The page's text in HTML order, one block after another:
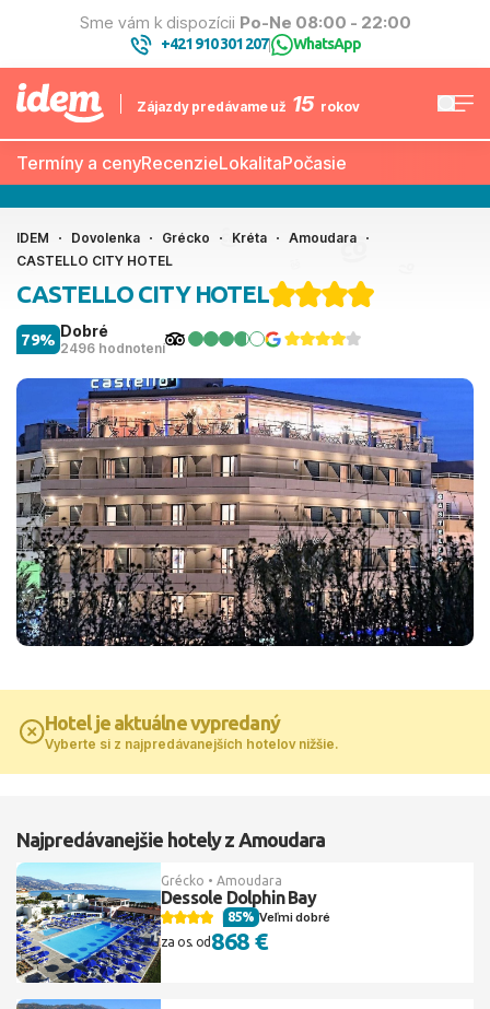
Sme vám k dispozícii Po-Ne 08:00 - 22:00
+421 910 301 207| WhatsApp
Zájazdy predávame už 15 rokov
Termíny a cenyRecenzieLokalitaPočasie
IDEM Dovolenka Grécko Kréta
Amoudara
CASTELLO CITY HOTEL
CASTELLO CITY HOTEL
Dobré
2496 hodnotení
79%
Hotel je aktuálne vypredaný
Vyberte si z najpredávanejších hotelov nižšie.
Najpredávanejšie hotely z Amoudara
Grécko • Amoudara
Dessole Dolphin Bay
Veľmi dobré
85%
za os. od 868 €